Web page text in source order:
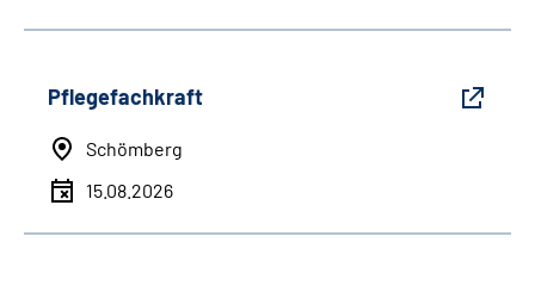
Pflegefachkraft
Schömberg
15.08.2026